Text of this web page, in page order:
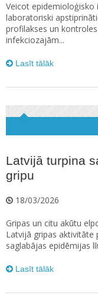
Veicot epidemioloģisko
laboratoriski
profilakses un
infekciozajām...
Lasīt tālāk
Latvijā turpina
gripu
18/03/2026
Gripas un citu akūtu
Latvijā gripas aktivitāte
saglabājas epidēmijas
Lasīt tālāk